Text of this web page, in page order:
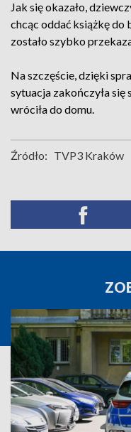
Jak się okazało,
chcąc oddać książkę
zostało szybko
Na szczęście, dzięki
sytuacja zakończyła
wróciła do domu.
Źródło: TVP3 Kraków